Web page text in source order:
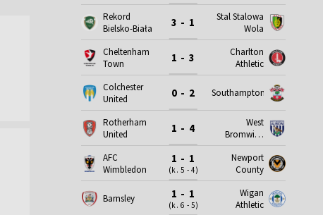
Rekord
Bielsko-Biała
3 - 1
Stal Stalowa
Wola
Cheltenham
Town
1 - 3
Charlton
Athletic
Colchester
United
0 - 2 Southampton
Rotherham
United
1 - 4
West
Bromwich
Albion
AFC
Wimbledon
1 - 1
(k. 5 - 4)
Newport
County
Barnsley 1 - 1
(k. 6 - 5)
Wigan
Athletic